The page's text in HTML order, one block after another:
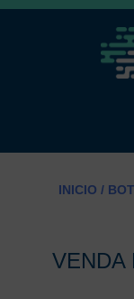
INICIO /
VENDA